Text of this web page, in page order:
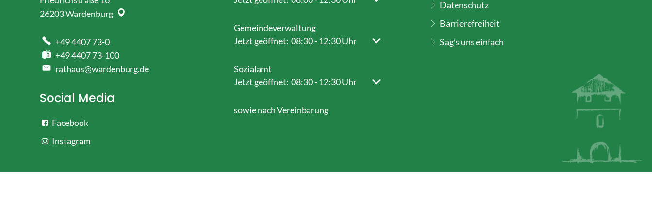
26203Wardenburg
+49 4407 73-0
+49 4407 73-100
rathaus@wardenburg.de
Social Media
Facebook
Instagram
Gemeindeverwaltung
Klicken, um weitere Öffnungs- oder Schließzeiten auszublenden
Jetzt geöffnet: 08:30- 12:30Uhr Von 08:30 bis 12:30 Uhr
Sozialamt
Klicken, um weitere Öffnungs- oder Schließzeiten auszublenden
Jetzt geöffnet: 08:30- 12:30Uhr Von 08:30 bis 12:30 Uhr
sowie nach Vereinbarung
Datenschutz
Barrierefreiheit
Sag’s uns einfach